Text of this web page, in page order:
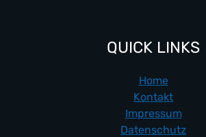
QUICK LINKS
Home
Kontakt
Impressum
Datenschutz